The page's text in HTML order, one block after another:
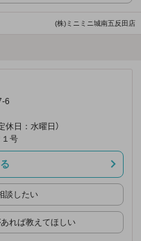
(株)ミニミニ城南五反田店
6
休日：水曜日）
１号
談したい
れば教えてほしい